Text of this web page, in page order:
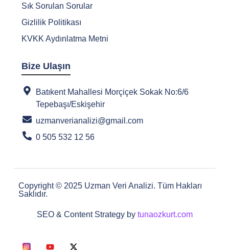
Sık Sorulan Sorular
Gizlilik Politikası
KVKK Aydınlatma Metni
Bize Ulaşın
Batıkent Mahallesi Morçiçek Sokak No:6/6
Tepebaşı/Eskişehir
uzmanverianalizi@gmail.com
0 505 532 12 56
Copyright © 2025 Uzman Veri Analizi. Tüm Hakları
Saklıdır.
SEO & Content Strategy by tunaozkurt.com